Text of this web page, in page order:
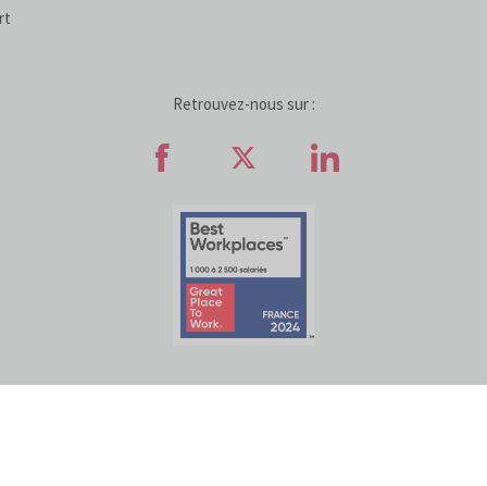
Retrouvez-nous sur :
Retrouvez-nous sur
Retrouvez-nous
Retrouvez-